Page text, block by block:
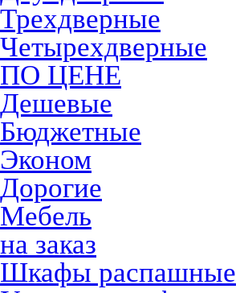
Трехдверные
Четырехдверные
ПО ЦЕНЕ
Дешевые
Бюджетные
Эконом
Дорогие
Мебель
на заказ
Шкафы распашные